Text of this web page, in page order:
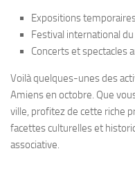
Expositions
Festival international
Concerts et spectacles
Voilà quelques-unes des
Amiens en octobre. Que
ville, profitez de cette riche
facettes culturelles et
associative.